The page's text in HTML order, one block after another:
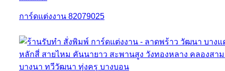
การ์ดแต่งงาน 82079025